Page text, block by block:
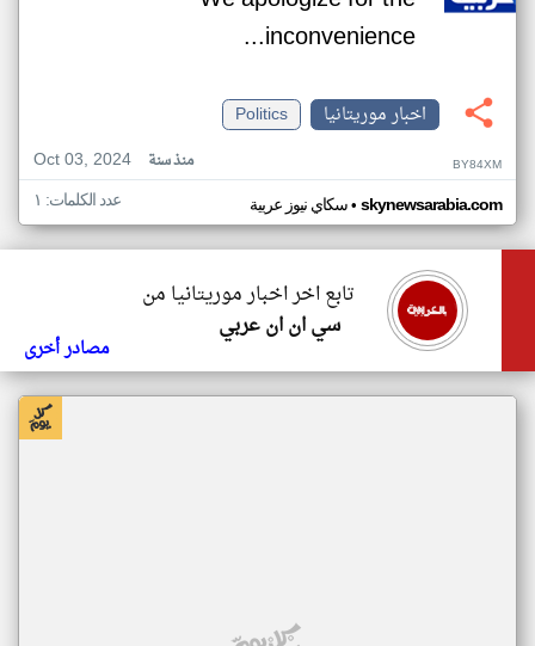
inconvenience...
اخبار موريتانيا
Politics
Oct 03, 2024
منذ سنة BY84XM
سكاي نيوز عربية• skynewsarabia.com عدد الكلمات: ١
تابع اخر اخبار موريتانيا من
سي ان ان عربي
مصادر أخرى